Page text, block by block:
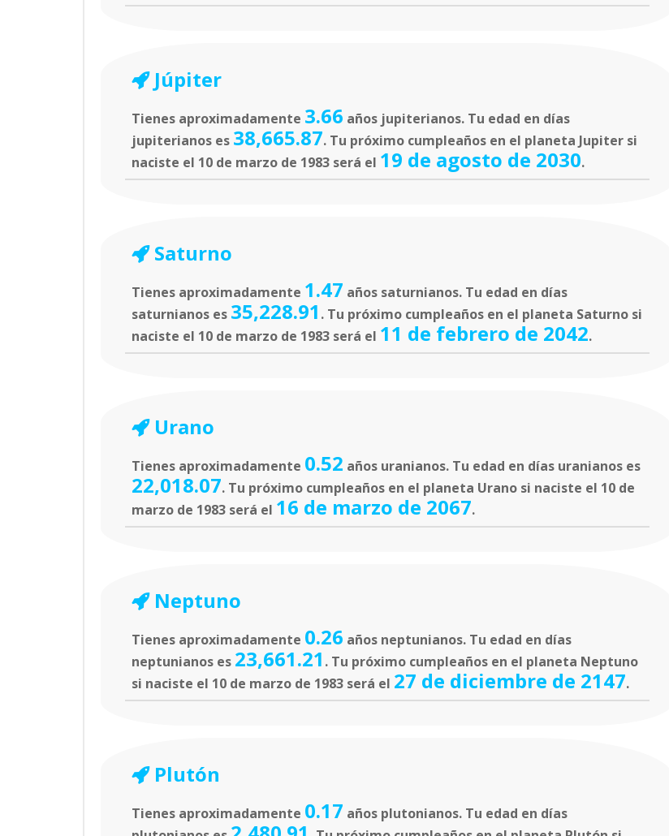
Júpiter
Tienes aproximadamente 3.66 años jupiterianos. Tu edad en días
jupiterianos es 38,665.87. Tu próximo cumpleaños en el planeta Jupiter si
naciste el 10 de marzo de 1983 será el 19 de agosto de 2030.
Saturno
Tienes aproximadamente 1.47 años saturnianos. Tu edad en días
saturnianos es 35,228.91 . Tu próximo cumpleaños en el planeta Saturno si
naciste el 10 de marzo de 1983 será el 11 de febrero de 2042.
Urano
Tienes aproximadamente 0.52 años uranianos. Tu edad en días uranianos es
22,018.07. Tu próximo cumpleaños en el planeta Urano si naciste el 10 de
marzo de 1983 será el 16 de marzo de 2067.
Neptuno
Tienes aproximadamente 0.26 años neptunianos. Tu edad en días
neptunianos es 23,661.21 . Tu próximo cumpleaños en el planeta Neptuno
si naciste el 10 de marzo de 1983 será el 27 de diciembre de 2147.
Plutón
Tienes aproximadamente 0.17 años plutonianos. Tu edad en días